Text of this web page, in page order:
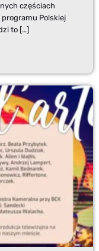
częściach
Polskiej
to […]